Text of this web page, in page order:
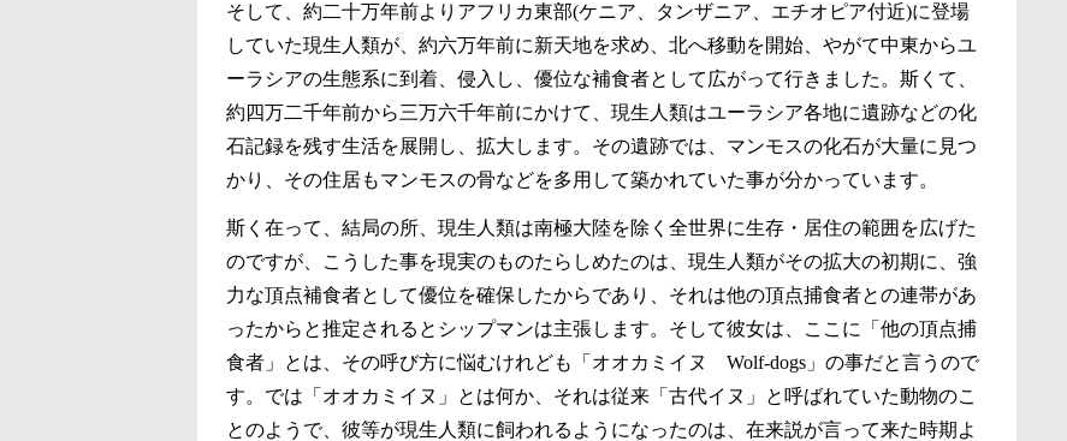
そして、約二十万年前よりアフリカ東部(ケニア、タンザニア、エチオピア付近)に登場
していた現生人類が、約六万年前に新天地を求め、北へ移動を開始、やがて中東からユ
ーラシアの生態系に到着、侵入し、優位な補食者として広がって行きました。斯くて、
約四万二千年前から三万六千年前にかけて、現生人類はユーラシア各地に遺跡などの化
石記録を残す生活を展開し、拡大します。その遺跡では、マンモスの化石が大量に見つ
かり、その住居もマンモスの骨などを多用して築かれていた事が分かっています。
斯く在って、結局の所、現生人類は南極大陸を除く全世界に生存・居住の範囲を広げた
のですが、こうした事を現実のものたらしめたのは、現生人類がその拡大の初期に、強
力な頂点補食者として優位を確保したからであり、それは他の頂点捕食者との連帯があ
ったからと推定されるとシップマンは主張します。そして彼女は、ここに「他の頂点捕
食者」とは、その呼び方に悩むけれども「オオカミイヌ Wolf-dogs」の事だと言うので
す。では「オオカミイヌ」とは何か、それは従来「古代イヌ」と呼ばれていた動物のこ
とのようで、彼等が現生人類に飼われるようになったのは、在来説が言って来た時期よ